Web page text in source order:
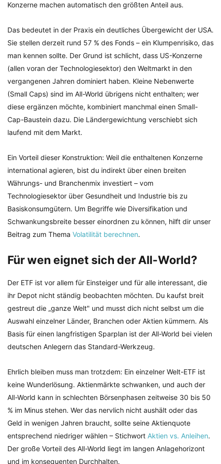
Konzerne machen automatisch den größten Anteil aus.
Das bedeutet in der Praxis ein deutliches Übergewicht der USA.
Sie stellen derzeit rund 57 % des Fonds – ein Klumpenrisiko, das
man kennen sollte. Der Grund ist schlicht, dass US-Konzerne
(allen voran der Technologiesektor) den Weltmarkt in den
vergangenen Jahren dominiert haben. Kleine Nebenwerte
(Small Caps) sind im All-World übrigens nicht enthalten; wer
diese ergänzen möchte, kombiniert manchmal einen Small-
Cap-Baustein dazu. Die Ländergewichtung verschiebt sich
laufend mit dem Markt.
Ein Vorteil dieser Konstruktion: Weil die enthaltenen Konzerne
international agieren, bist du indirekt über einen breiten
Währungs- und Branchenmix investiert – vom
Technologiesektor über Gesundheit und Industrie bis zu
Basiskonsumgütern. Um Begriffe wie Diversifikation und
Schwankungsbreite besser einordnen zu können, hilft dir unser
Beitrag zum Thema Volatilität berechnen.
Für wen eignet sich der All-World?
Der ETF ist vor allem für Einsteiger und für alle interessant, die
ihr Depot nicht ständig beobachten möchten. Du kaufst breit
gestreut die „ganze Welt" und musst dich nicht selbst um die
Auswahl einzelner Länder, Branchen oder Aktien kümmern. Als
Basis für einen langfristigen Sparplan ist der All-World bei vielen
deutschen Anlegern das Standard-Werkzeug.
Ehrlich bleiben muss man trotzdem: Ein einzelner Welt-ETF ist
keine Wunderlösung. Aktienmärkte schwanken, und auch der
All-World kann in schlechten Börsenphasen zeitweise 30 bis 50
% im Minus stehen. Wer das nervlich nicht aushält oder das
Geld in wenigen Jahren braucht, sollte seine Aktienquote
entsprechend niedriger wählen – Stichwort Aktien vs. Anleihen.
Der große Vorteil des All-World liegt im langen Anlagehorizont
und im konsequenten Durchhalten.